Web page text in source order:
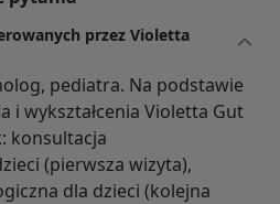
przez Violetta
pediatra. Na podstawie
i wykształcenia Violetta Gut
konsultacja
(pierwsza wizyta),
dla dzieci (kolejna